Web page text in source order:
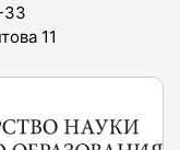
33
11